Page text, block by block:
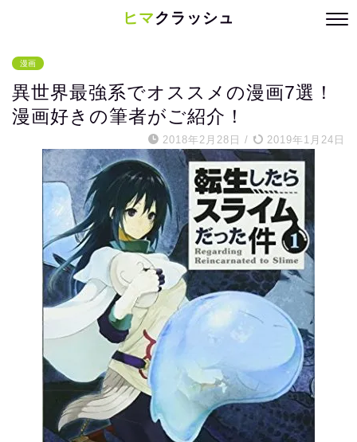
ヒマクラッシュ
漫画
異世界最強系でオススメの漫画7選！
漫画好きの筆者がご紹介！
2018年2月28日 / 2019年1月24日